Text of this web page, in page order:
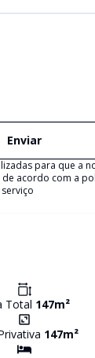
Enviar
para que a
acordo com a
Total 147m²
147m²